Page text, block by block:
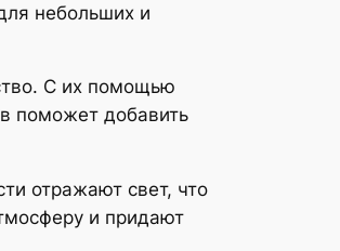
небольших и
С их помощью
поможет добавить
отражают свет, что
и придают